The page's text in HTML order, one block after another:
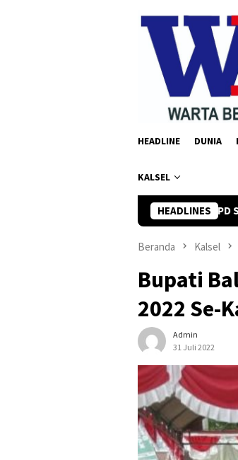
HEADLINE DUNIA
KALSEL
HEADLINES
Yusi Minta OPD Susun Timeline Anggaran
Beranda Kalsel
Bupati
2022 Se-
Admin
31 Juli 2022